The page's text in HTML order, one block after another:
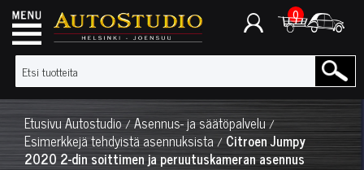
0
EtusivuAutostudio/Asennus- ja säätöpalvelu/
Esimerkkejä tehdyistä asennuksista / Citroen Jumpy
2020 2-din soittimen ja peruutuskameran asennus